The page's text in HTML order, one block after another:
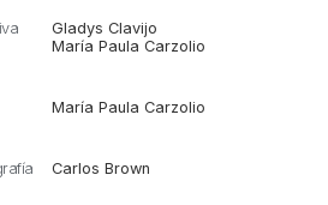
Gladys Clavijo
María Paula Carzolio
María Paula Carzolio
Carlos Brown